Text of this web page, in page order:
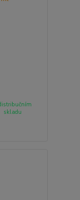
skladu